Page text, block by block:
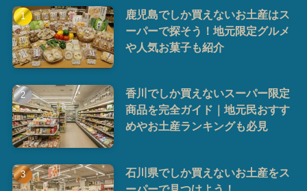
鹿児島でしか買えないお土産はス
ーパーで探そう！地元限定グルメ
や人気お菓子も紹介
香川でしか買えないスーパー限定
商品を完全ガイド｜地元民おすす
めやお土産ランキングも必見
石川県でしか買えないお土産をス